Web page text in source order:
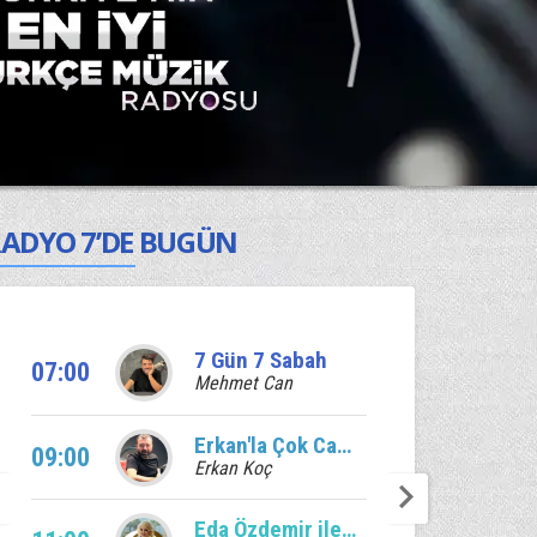
7’DE BUGÜN
07:00 7 Gün 7 Sabah
Mehmet Can
09:00 Erkan'la Çok Canlı
Erkan Koç
Eda Özdemir ile Edalı Saatler